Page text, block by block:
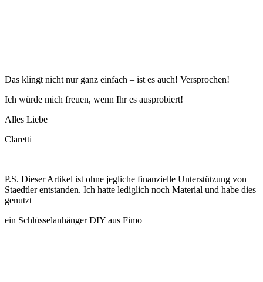
Das klingt nicht nur ganz einfach – ist es auch! Versprochen!
Ich würde mich freuen, wenn Ihr es ausprobiert!
Alles Liebe
Claretti
P.S. Dieser Artikel ist ohne jegliche finanzielle Unterstützung von
Staedtler entstanden. Ich hatte lediglich noch Material und habe dies
genutzt
ein Schlüsselanhänger DIY aus Fimo